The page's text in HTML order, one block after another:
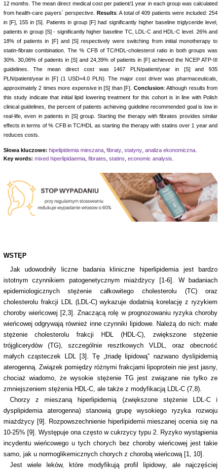
12 months. The mean direct medical cost per patient/1 year in each group was calculated
from health-care payers´ perspective. Results: A total of 409 patients were included: 254
in [F], 155 in [S]. Patients in group [F] had significantly higher baseline triglyceride level,
patients in group [S] - significantly higher baseline TC, LDL-C and HDL-C level. 26% and
18% of patients in [F] and [S] respectively were switching from initial monotherapy to
statin-fibrate combination. The % CFB of TC/HDL-cholesterol ratio in both groups was
30%. 30,06% of patients in [S] and 24,39% of patients in [F] achieved the NCEP ATP-III
guidelines. The mean direct cost was 1467 PLN/patient/year in [S] and 935
PLN/patient/year in [F] (1 USD=4.0 PLN). The major cost driver was pharmaceuticals,
approximately 2 times more expensive in [S] than [F]. Conclusion: Although results from
this study indicate that initial lipid lowering treatment for this cohort is in line with Polish
clinical guidelines, the percent of patients achieving guideline recommended goal is low in
real-life, even in patients in [S] group. Starting the therapy with fibrates provides similar
effects in terms of % CFB in TC/HDL as starting the therapy with statins over 1 year and
reduces costs.
Słowa kluczowe: hipelipidemia mieszana, fibraty, statyny, analiza ekonomiczna.
Key words: mixed hiperlipidaemia, fibrates, statins, economic analysis.
WSTĘP
Jak udowodniły liczne badania kliniczne hiperlipidemia jest bardzo
istotnym czynnikiem patogenetycznym miażdżycy [1-6]. W badaniach
epidemiologicznych stężenie całkowitego cholesterolu (TC) oraz
cholesterolu frakcji LDL (LDL-C) wykazuje dodatnią korelację z ryzykiem
choroby wieńcowej [2,3]. Znaczącą rolę w prognozowaniu ryzyka choroby
wieńcowej odgrywają również inne czynniki lipidowe. Należą do nich: małe
stężenie cholesterolu frakcji HDL (HDL-C), zwiększone stężenie
trójglicerydów (TG), szczególnie resztkowych VLDL, oraz obecność
małych cząsteczek LDL [3]. Tę „triadę lipidową” nazwano dyslipidemią
aterogenną. Związek pomiędzy różnymi frakcjami lipoprotein nie jest jasny,
chociaż wiadomo, że wysokie stężenie TG jest związane nie tylko ze
zmniejszeniem stężenia HDL-C, ale także z modyfikacją LDL-C (7,8).
Chorzy z mieszaną hiperlipidemią (zwiększone stężenie LDL-C i
dysplipidemia aterogenna) stanowią grupę wysokiego ryzyka rozwoju
miażdżycy [9]. Rozpowszechnienie hiperlipidemii mieszanej ocenia się na
10-25% [9]. Występuje ona często w cukrzycy typu 2. Ryzyko wystąpienia
incydentu wieńcowego u tych chorych bez choroby wieńcowej jest takie
samo, jak u normoglikemicznych chorych z chorobą wieńcową [1, 10].
Jest wiele leków, które modyfikują profil lipidowy, ale najczęściej